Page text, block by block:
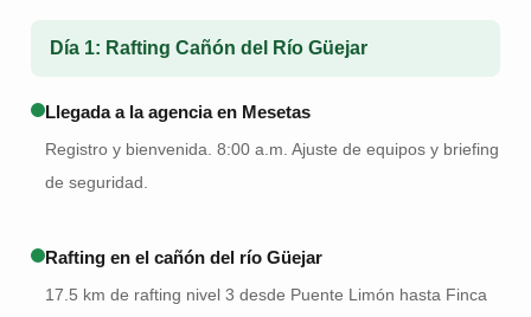
Día 1: Rafting Cañón del Río Güejar
Llegada a la agencia en Mesetas
Registro y bienvenida. 8:00 a.m. Ajuste de equipos y briefing
de seguridad.
Rafting en el cañón del río Güejar
17.5 km de rafting nivel 3 desde Puente Limón hasta Finca